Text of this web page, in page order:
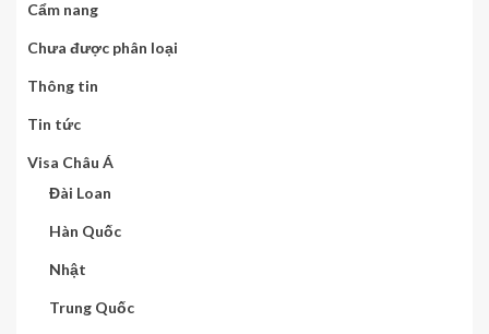
Cẩm nang
Chưa được phân loại
Thông tin
Tin tức
Visa Châu Á
Đài Loan
Hàn Quốc
Nhật
Trung Quốc